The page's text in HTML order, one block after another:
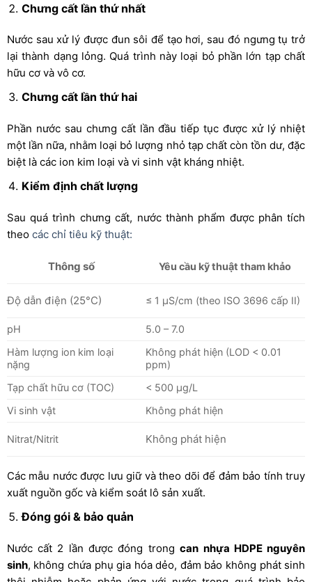
Chưng cất lần thứ nhất
Nước sau xử lý được đun sôi để tạo hơi, sau đó ngưng tụ trở
lại thành dạng lỏng. Quá trình này loại bỏ phần lớn tạp chất
hữu cơ và vô cơ.
Chưng cất lần thứ hai
Phần nước sau chưng cất lần đầu tiếp tục được xử lý nhiệt
một lần nữa, nhằm loại bỏ lượng nhỏ tạp chất còn tồn dư, đặc
biệt là các ion kim loại và vi sinh vật kháng nhiệt.
Kiểm định chất lượng
Sau quá trình chưng cất, nước thành phẩm được phân tích
theo các chỉ tiêu kỹ thuật:
Thông số Yêu cầu kỹ thuật tham khảo
Độ dẫn điện (25°C) ≤ 1 µS/cm (theo ISO 3696 cấp II)
pH
5.0 – 7.0
Hàm lượng ion kim loại
nặng
Không phát hiện (LOD < 0.01
ppm)
Tạp chất hữu cơ (TOC)
< 500 µg/L
Vi sinh vật
Không phát hiện
Nitrat/Nitrit Không phát hiện
Các mẫu nước được lưu giữ và theo dõi để đảm bảo tính truy
xuất nguồn gốc và kiểm soát lô sản xuất.
Đóng gói & bảo quản
Nước cất 2 lần được đóng trongcan nhựa HDPE nguyên
sinh, không chứa phụ gia hóa dẻo, đảm bảo không phát sinh